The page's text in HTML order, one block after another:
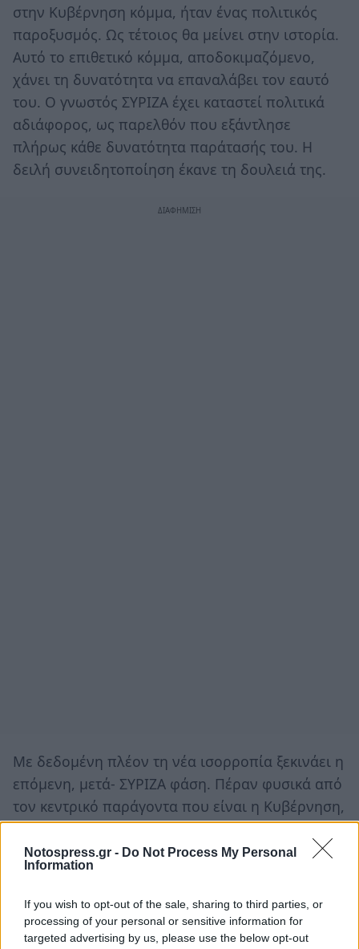
Notospress.gr - Do Not Process My Personal
Information
If you wish to opt-out of the sale, sharing to third parties, or
processing of your personal or sensitive information for
targeted advertising by us, please use the below opt-out
στην Κυβέρνηση κόμμα, ήταν ένας πολιτικός
παροξυσμός. Ως τέτοιος θα μείνει στην ιστορία.
Αυτό το επιθετικό κόμμα, αποδοκιμαζόμενο,
χάνει τη δυνατότητα να επαναλάβει τον εαυτό
του. Ο γνωστός ΣΥΡΙΖΑ έχει καταστεί πολιτικά
αδιάφορος, ως παρελθόν που εξάντλησε
πλήρως κάθε δυνατότητα παράτασής του. Η
δειλή συνειδητοποίηση έκανε τη δουλειά της.
Με δεδομένη πλέον τη νέα ισορροπία ξεκινάει η
επόμενη, μετά- ΣΥΡΙΖΑ φάση. Πέραν φυσικά από
τον κεντρικό παράγοντα που είναι η Κυβέρνηση,
η εξέλιξη στο χώρο της Αντιπολίτευσης θα
ορίσει αυτή τη φάση.
κόμματα της Αντιπολίτευσης, που ενεργά την
εκφράζουν, ΣΥΡΙΖΑ και ΚΙΝΑΛ, θα βρούν την